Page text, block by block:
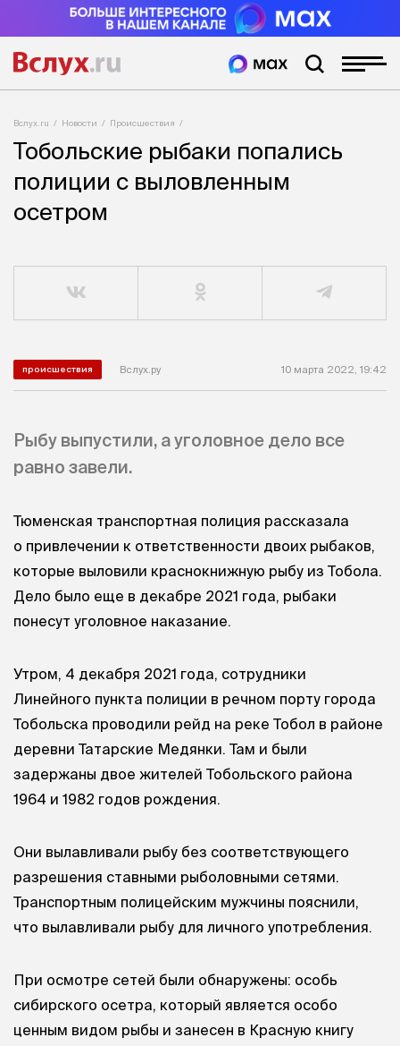
Вслух.ru Новости Происшествия
Тобольские рыбаки попались
полиции с выловленным
осетром
происшествия Вслух.ру 10 марта 2022, 19:42
Рыбу выпустили, а уголовное дело все
равно завели.
Тюменская транспортная полиция рассказала
о привлечении к ответственности двоих рыбаков,
которые выловили краснокнижную рыбу из Тобола.
Дело было еще в декабре 2021 года, рыбаки
понесут уголовное наказание.
Утром, 4 декабря 2021 года, сотрудники
Линейного пункта полиции в речном порту города
Тобольска проводили рейд на реке Тобол в районе
деревни Татарские Медянки. Там и были
задержаны двое жителей Тобольского района
1964 и 1982 годов рождения.
Они вылавливали рыбу без соответствующего
разрешения ставными рыболовными сетями.
Транспортным полицейским мужчины пояснили,
что вылавливали рыбу для личного употребления.
При осмотре сетей были обнаружены: особь
сибирского осетра, который является особо
ценным видом рыбы и занесен в Красную книгу